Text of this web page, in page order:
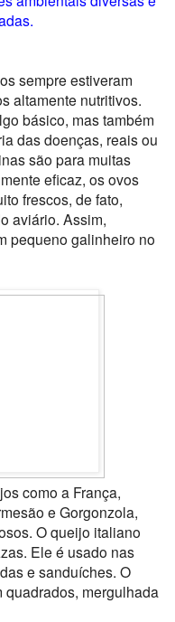
sempre estiveram
altamente nutritivos.
básico, mas também
das doenças, reais ou
são para muitas
eficaz, os ovos
frescos, de fato,
aviário. Assim,
pequeno galinheiro no
como a França,
e Gorgonzola,
O queijo italiano
Ele é usado nas
e sanduíches. O
quadrados, mergulhada